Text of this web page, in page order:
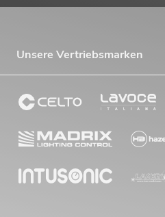
Unsere Vertriebsmarken